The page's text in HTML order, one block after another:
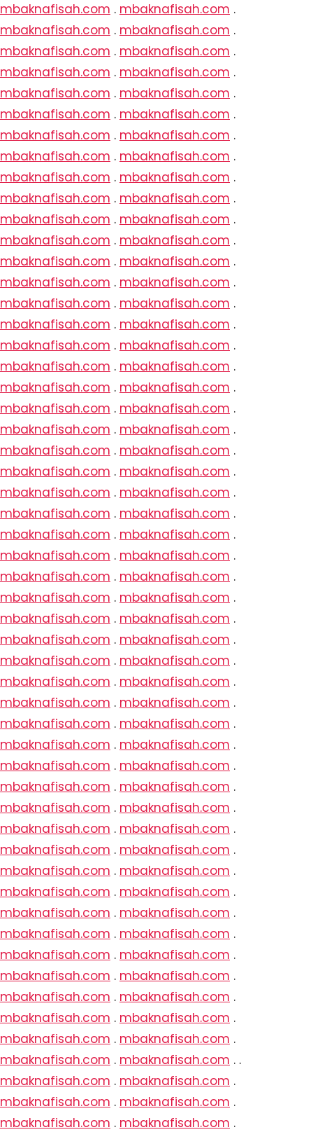
mbaknafisah.com . mbaknafisah.com .
mbaknafisah.com . mbaknafisah.com .
mbaknafisah.com . mbaknafisah.com .
mbaknafisah.com . mbaknafisah.com .
mbaknafisah.com . mbaknafisah.com .
mbaknafisah.com . mbaknafisah.com .
mbaknafisah.com . mbaknafisah.com .
mbaknafisah.com . mbaknafisah.com .
mbaknafisah.com . mbaknafisah.com .
mbaknafisah.com . mbaknafisah.com .
mbaknafisah.com . mbaknafisah.com .
mbaknafisah.com . mbaknafisah.com .
mbaknafisah.com . mbaknafisah.com .
mbaknafisah.com . mbaknafisah.com .
mbaknafisah.com . mbaknafisah.com .
mbaknafisah.com . mbaknafisah.com .
mbaknafisah.com . mbaknafisah.com .
mbaknafisah.com . mbaknafisah.com .
mbaknafisah.com . mbaknafisah.com .
mbaknafisah.com . mbaknafisah.com .
mbaknafisah.com . mbaknafisah.com .
mbaknafisah.com . mbaknafisah.com .
mbaknafisah.com . mbaknafisah.com .
mbaknafisah.com . mbaknafisah.com .
mbaknafisah.com . mbaknafisah.com .
mbaknafisah.com . mbaknafisah.com .
mbaknafisah.com . mbaknafisah.com .
mbaknafisah.com . mbaknafisah.com .
mbaknafisah.com . mbaknafisah.com .
mbaknafisah.com . mbaknafisah.com .
mbaknafisah.com . mbaknafisah.com .
mbaknafisah.com . mbaknafisah.com .
mbaknafisah.com . mbaknafisah.com .
mbaknafisah.com . mbaknafisah.com .
mbaknafisah.com . mbaknafisah.com .
mbaknafisah.com . mbaknafisah.com .
mbaknafisah.com . mbaknafisah.com .
mbaknafisah.com . mbaknafisah.com .
mbaknafisah.com . mbaknafisah.com .
mbaknafisah.com . mbaknafisah.com .
mbaknafisah.com . mbaknafisah.com .
mbaknafisah.com . mbaknafisah.com .
mbaknafisah.com . mbaknafisah.com .
mbaknafisah.com . mbaknafisah.com .
mbaknafisah.com . mbaknafisah.com .
mbaknafisah.com . mbaknafisah.com .
mbaknafisah.com . mbaknafisah.com .
mbaknafisah.com . mbaknafisah.com .
mbaknafisah.com . mbaknafisah.com .
mbaknafisah.com . mbaknafisah.com .
mbaknafisah.com . mbaknafisah.com . .
mbaknafisah.com . mbaknafisah.com .
mbaknafisah.com . mbaknafisah.com .
mbaknafisah.com . mbaknafisah.com .